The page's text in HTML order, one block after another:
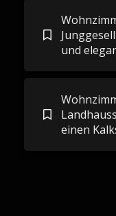
und
einen